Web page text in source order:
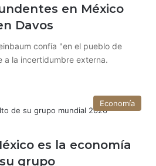
en México
Davos
confía "en el pueblo de
a la incertidumbre externa.
Economía
es la economía
grupo